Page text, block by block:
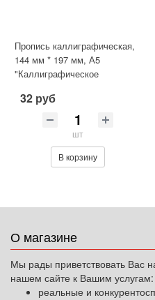
Пропись каллиграфическая,
144 мм * 197 мм, А5
"Каллиграфическое
слогов", 16 ст
32 руб
шт
В корзину
О магазине
Мы рады приветствовать Вас
нашем сайте к Вашим услугам:
реальные и